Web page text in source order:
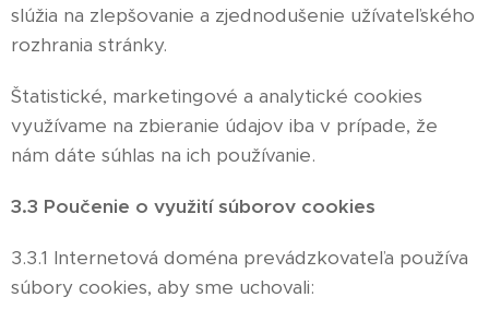
slúžia na zlepšovanie a zjednodušenie užívateľského
rozhrania stránky.
Štatistické, marketingové a analytické cookies
využívame na zbieranie údajov iba v prípade, že
nám dáte súhlas na ich používanie.
3.3 Poučenie o využití súborov cookies
3.3.1 Internetová doména prevádzkovateľa používa
súbory cookies, aby sme uchovali: